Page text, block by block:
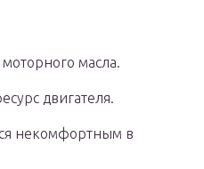
моторного масла.
двигателя.
некомфортным в